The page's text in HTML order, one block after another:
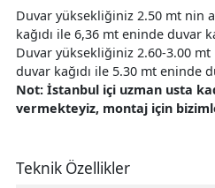
Duvar yüksekliğiniz 2.50 mt nin
kağıdı ile 6,36 mt eninde duvar
Duvar yüksekliğiniz 2.60-3.00 mt
duvar kağıdı ile 5.30 mt eninde
Not: İstanbul içi uzman usta
vermekteyiz, montaj için
Teknik Özellikler